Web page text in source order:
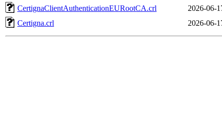
CertignaClientAuthenticationEURootCA.crl
2026-06-
Certigna.crl
2026-06-